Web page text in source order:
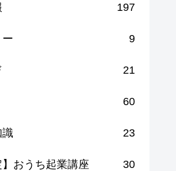
197
9
21
60
識 23
】おうち起業講座 30